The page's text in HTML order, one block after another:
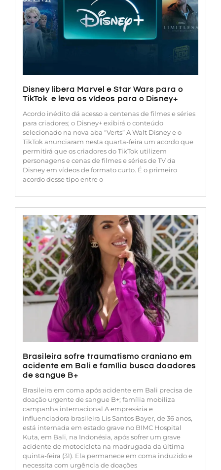
Disney libera Marvel e Star Wars para o
TikTok e leva os vídeos para o Disney+
Acordo inédito dá acesso a centenas de filmes e séries
para criadores; o Disney+ exibirá o conteúdo
selecionado na nova aba “Verts” A Walt Disney e o
TikTok anunciaram nesta quarta-feira um acordo que
permitirá que os criadores do TikTok utilizem
personagens e cenas de filmes e séries de TV da
Disney em vídeos de formato curto. É o primeiro
acordo desse tipo entre o
Brasileira sofre traumatismo craniano em
acidente em Bali e família busca doadores
de sangue B+
Brasileira em coma após acidente em Bali precisa de
doação urgente de sangue B+; família mobiliza
campanha internacional A empresária e
influenciadora brasileira Lis Santos Bayer, de 36 anos,
está internada em estado grave no BIMC Hospital
Kuta, em Bali, na Indonésia, após sofrer um grave
acidente de motocicleta na madrugada da última
quinta-feira (31). Ela permanece em coma induzido e
necessita com urgência de doações